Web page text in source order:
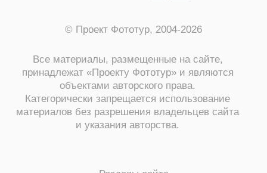
© Проект Фототур, 2004-2026
Все материалы, размещенные на сайте,
принадлежат «Проекту Фототур» и являются
объектами авторского права.
Категорически запрещается использование
материалов без разрешения владельцев сайта
и указания авторства.